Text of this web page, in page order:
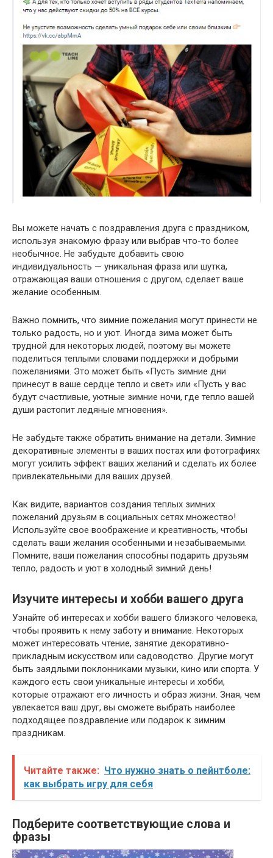
Вы можете начать с поздравления друга с праздником,
используя знакомую фразу или выбрав что-то более
необычное. Не забудьте добавить свою
индивидуальность — уникальная фраза или шутка,
отражающая ваши отношения с другом, сделает ваше
желание особенным.
Важно помнить, что зимние пожелания могут принести не
только радость, но и уют. Иногда зима может быть
трудной для некоторых людей, поэтому вы можете
поделиться теплыми словами поддержки и добрыми
пожеланиями. Это может быть «Пусть зимние дни
принесут в ваше сердце тепло и свет» или «Пусть у вас
будут счастливые, уютные зимние ночи, где тепло вашей
души растопит ледяные мгновения».
Не забудьте также обратить внимание на детали. Зимние
декоративные элементы в ваших постах или фотографиях
могут усилить эффект ваших желаний и сделать их более
привлекательными для ваших друзей.
Как видите, вариантов создания теплых зимних
пожеланий друзьям в социальных сетях множество!
Используйте свое воображение и креативность, чтобы
сделать ваши желания особенными и незабываемыми.
Помните, ваши пожелания способны подарить друзьям
тепло, радость и уют в холодный зимний день!
Изучите интересы и хобби вашего друга
Узнайте об интересах и хобби вашего близкого человека,
чтобы проявить к нему заботу и внимание. Некоторых
может интересовать чтение, занятие декоративно-
прикладным искусством или садоводство. Другие могут
быть заядлыми поклонниками музыки, кино или спорта. У
каждого есть свои уникальные интересы и хобби,
которые отражают его личность и образ жизни. Зная, чем
увлекается ваш друг, вы сможете выбрать наиболее
подходящее поздравление или подарок к зимним
праздникам.
Читайте также: Что нужно знать о пейнтболе:
как выбрать игру для себя
Подберите соответствующие слова и
фразы